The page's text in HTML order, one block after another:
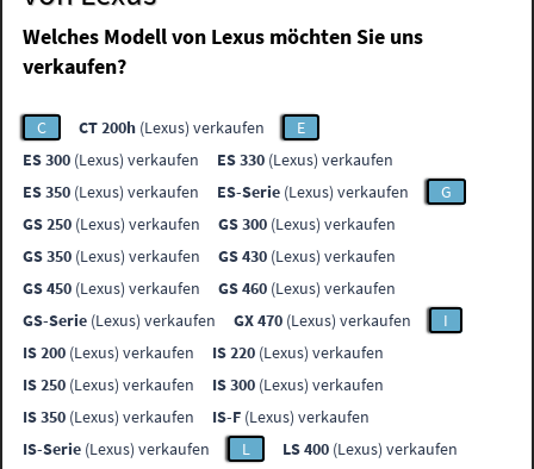
Welches Modell von Lexus möchten Sie uns
verkaufen?
C CT 200h (Lexus) verkaufen
E
ES 300 (Lexus) verkaufen ES 330 (Lexus) verkaufen
ES 350 (Lexus) verkaufen ES-Serie (Lexus) verkaufen
G
GS 250 (Lexus) verkaufen GS 300 (Lexus) verkaufen
GS 350 (Lexus) verkaufen GS 430 (Lexus) verkaufen
GS 450 (Lexus) verkaufen GS 460 (Lexus) verkaufen
GS-Serie (Lexus) verkaufen GX 470 (Lexus) verkaufen
I
IS 200 (Lexus) verkaufen IS 220 (Lexus) verkaufen
IS 250 (Lexus) verkaufen IS 300 (Lexus) verkaufen
IS 350 (Lexus) verkaufen IS-F (Lexus) verkaufen
IS-Serie (Lexus) verkaufen L LS 400 (Lexus) verkaufen